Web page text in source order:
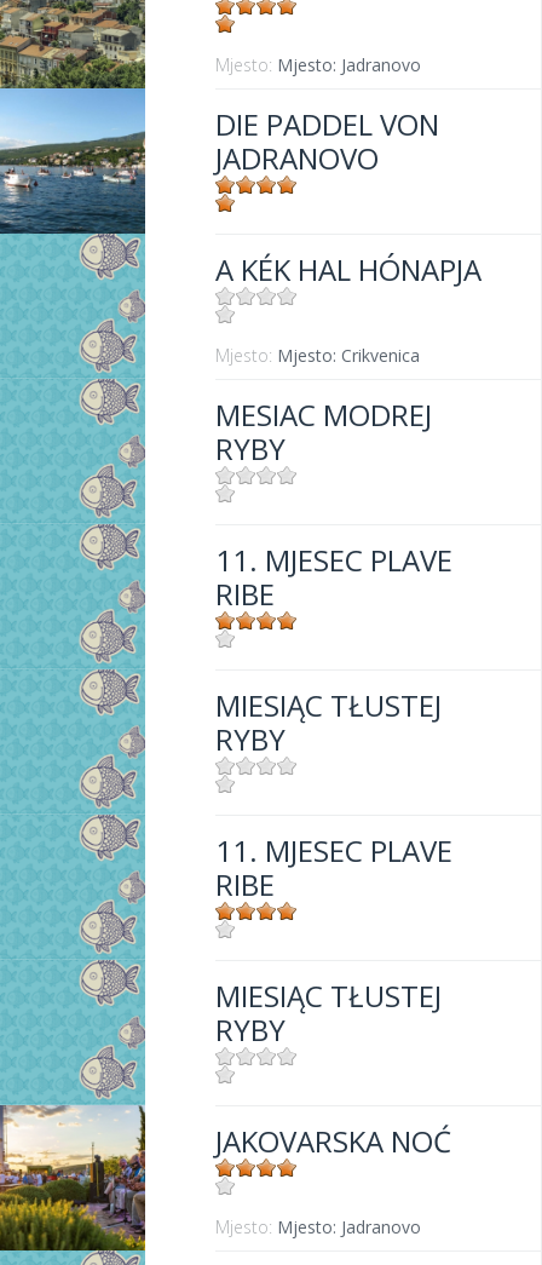
Mjesto: Mjesto: Jadranovo
DIE PADDEL VON
JADRANOVO
A KÉK HAL HÓNAPJA
Mjesto: Mjesto: Crikvenica
MESIAC MODREJ
RYBY
11. MJESEC PLAVE
RIBE
MIESIĄC TŁUSTEJ
RYBY
11. MJESEC PLAVE
RIBE
MIESIĄC TŁUSTEJ
RYBY
JAKOVARSKA NOĆ
Mjesto: Mjesto: Jadranovo